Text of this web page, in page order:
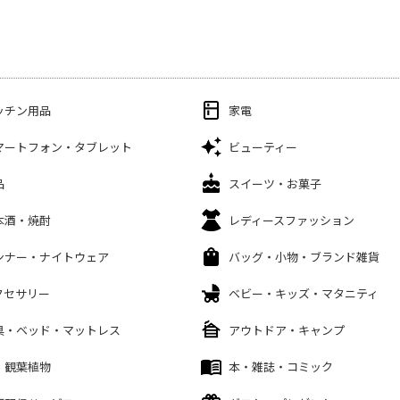
チン用品 家電
ートフォン・タブレット ビューティー
スイーツ・お菓子
酒・焼酎 レディースファッション
ナー・ナイトウェア バッグ・小物・ブランド雑貨
セサリー ベビー・キッズ・マタニティ
・ベッド・マットレス アウトドア・キャンプ
観葉植物 本・雑誌・コミック